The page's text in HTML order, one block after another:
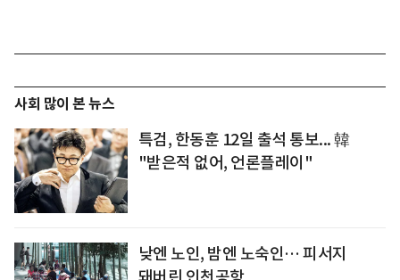
사회 많이 본 뉴스
특검, 한동훈 12일 출석 통보... 韓
"받은적 없어, 언론플레이"
낮엔 노인, 밤엔 노숙인… 피서지